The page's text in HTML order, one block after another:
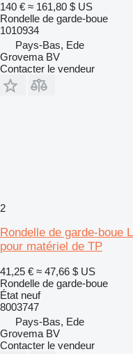
140 € ≈ 161,80 $ US
Rondelle de garde-boue
1010934
Pays-Bas, Ede
Grovema BV
Contacter le vendeur
2
Rondelle de garde-boue
pour matériel de TP
41,25 € ≈ 47,66 $ US
Rondelle de garde-boue
État neuf
8003747
Pays-Bas, Ede
Grovema BV
Contacter le vendeur